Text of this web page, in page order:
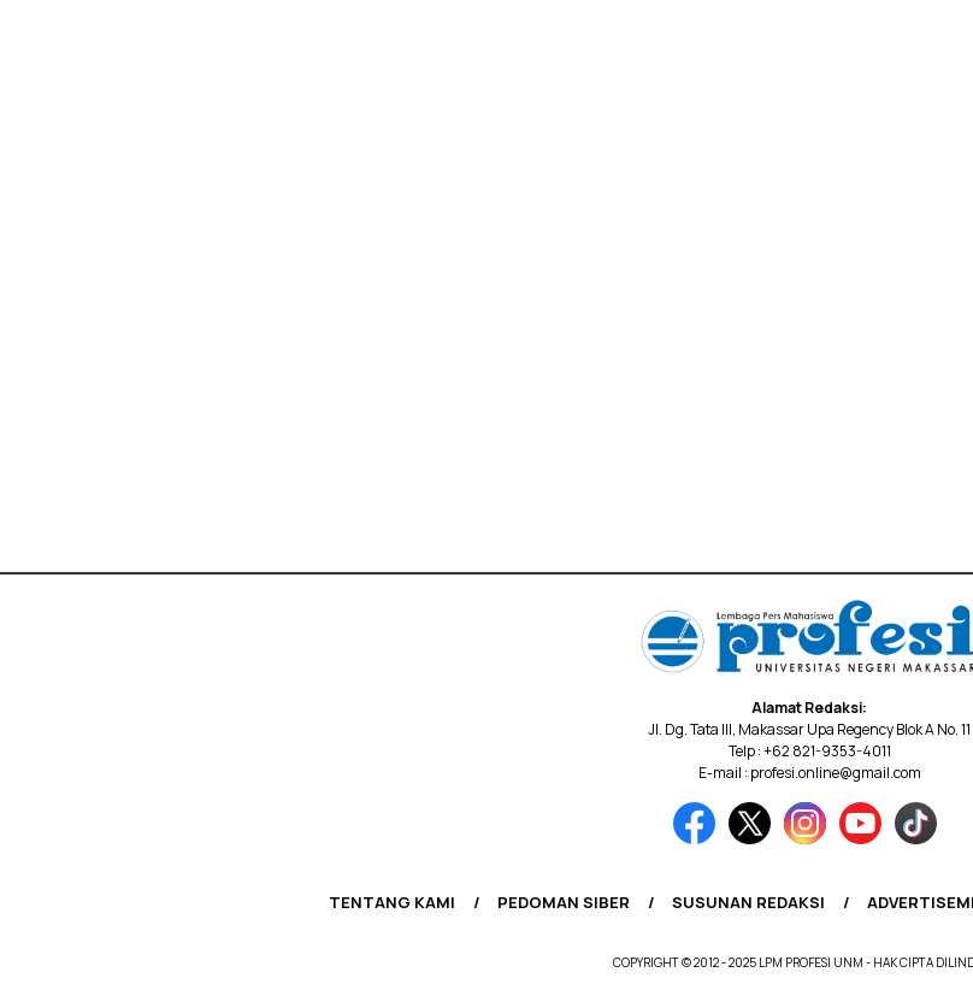
Alamat Redaksi:
Jl. Dg. Tata III, Makassar Upa Regency Blok A No. 11
Telp : +62 821-9353-4011
E-mail : profesi.online@gmail.com
TENTANG KAMI PEDOMAN SIBER SUSUNAN REDAKSI
COPYRIGHT © 2012 - 2025 LPM PROFESI UNM - HAK CIPTA